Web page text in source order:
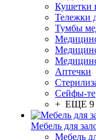
Кушетки
Тележки
Тумбы
Аптечки
Сейфы-
+ ЕЩЕ 9
Мебель для
Мебель